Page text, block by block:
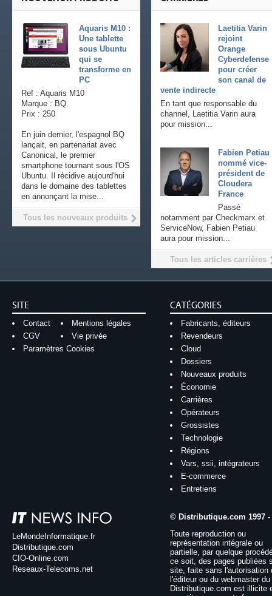
Laetitia Varin
rejoint
Orange
Cyberdefense
pour créer
son canal de
vente indirecte
En tant que responsable du
channel, Laetitia Varin aura
pour mission...
Fabien Petiau
nommé vice-
président de
Cloudera
France
Passé
notamment par Checkmarx et
ServiceNow, Fabien Petiau
aura pour mission...
Tous les articles carrières
Aquaris M10 :
Une tablette
sous Ubuntu
qui se
transforme en
PC
Ref : Aquaris M10
Marque : BQ
Prix : 250
En juin dernier, l'espagnol BQ
lançait, en partenariat avec
Canonical, le premier
smartphone tournant sous l'OS
Ubuntu. Il récidive aujourd'hui
dans le domaine des tablettes
en annonçant la mise...
Tous les nouveaux produits
SITE
Contact
Mentions légales
CGV
Vie privée
Paramètres Cookies
CATÉGORIES
Fabricants, éditeurs
Revendeurs
Cloud
Dossiers
Nouveaux produits
Économie
Carrières
Opérateurs
Grossistes
Technologie
Régions
Vars, ssii, intégrateurs
E-commerce
Entretiens
LeMondeInformatique.fr
Distributique.com
CIO-Online.com
Reseaux-Telecoms.net
© Distributique.com 1997 -
Toute reproduction ou
représentation intégrale ou
partielle, par quelque
ce soit, des pages publiées
site, faite sans l'autorisation
l'éditeur ou du webmaster
Distributique.com est illicite